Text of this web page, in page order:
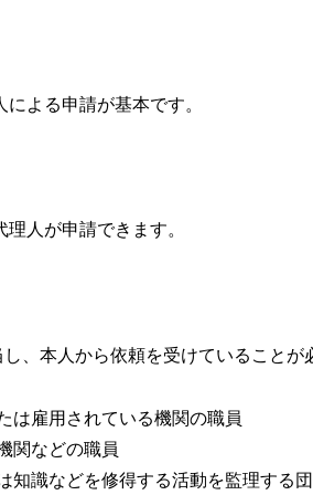
よる申請が基本です。
人が申請できます。
、本人から依頼を受けていることが
は雇用されている機関の職員
関などの職員
知識などを修得する活動を監理する